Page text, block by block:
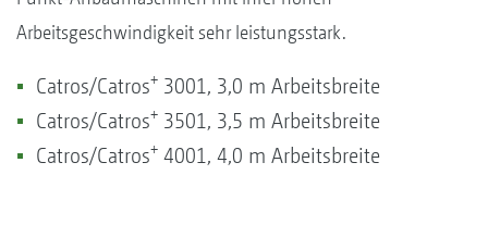
Arbeitsgeschwindigkeit sehr leistungsstark.
Catros/Catros+ 3001, 3,0 m Arbeitsbreite
Catros/Catros+ 3501, 3,5 m Arbeitsbreite
Catros/Catros+ 4001, 4,0 m Arbeitsbreite